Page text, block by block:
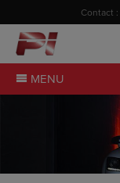
Contact :
MENU